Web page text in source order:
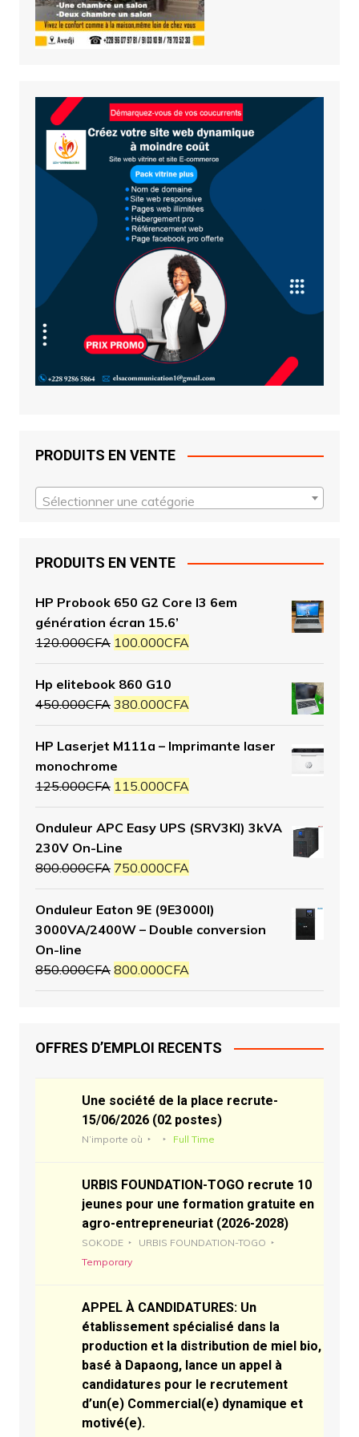
PRODUITS EN VENTE
Sélectionner une catégorie
PRODUITS EN VENTE
HP Probook 650 G2 Core I3 6em
génération écran 15.6’
120.000CFA 100.000CFA
Hp elitebook 860 G10
450.000CFA 380.000CFA
HP Laserjet M111a – Imprimante laser
monochrome
125.000CFA 115.000CFA
Onduleur APC Easy UPS (SRV3KI) 3kVA
230V On-Line
800.000CFA 750.000CFA
Onduleur Eaton 9E (9E3000I)
3000VA/2400W – Double conversion
On-line
850.000CFA 800.000CFA
OFFRES D’EMPLOI RECENTS
Une société de la place recrute-
15/06/2026 (02 postes)
N’importe où Full Time
URBIS FOUNDATION-TOGO recrute 10
jeunes pour une formation gratuite en
agro-entrepreneuriat (2026-2028)
SOKODE
URBIS FOUNDATION-TOGO
Temporary
APPEL À CANDIDATURES: Un
établissement spécialisé dans la
production et la distribution de miel bio,
basé à Dapaong, lance un appel à
candidatures pour le recrutement
d’un(e) Commercial(e) dynamique et
motivé(e).